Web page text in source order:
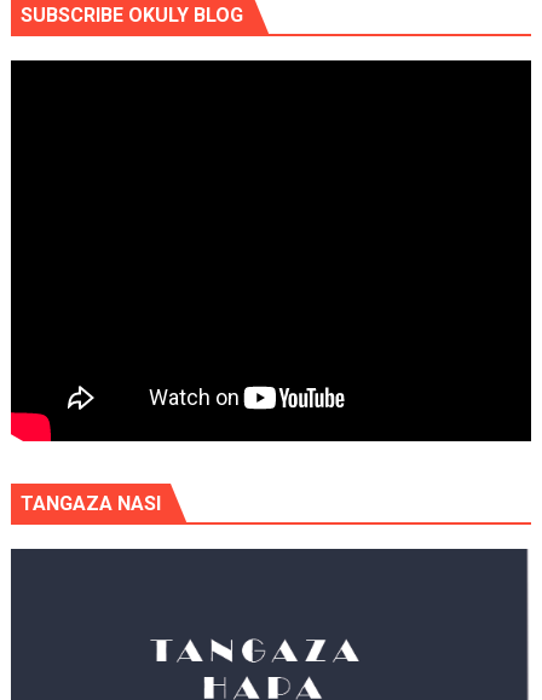
SUBSCRIBE OKULY BLOG
TANGAZA NASI